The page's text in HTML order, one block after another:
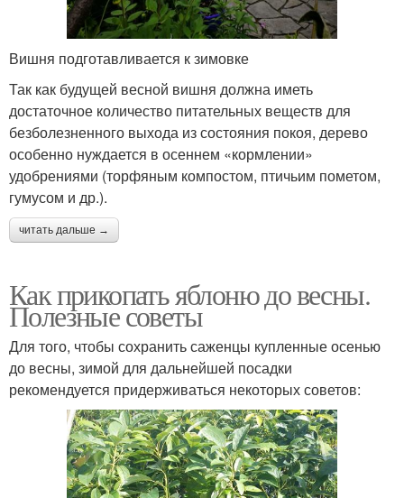
Вишня подготавливается к зимовке
Так как будущей весной вишня должна иметь
достаточное количество питательных веществ для
безболезненного выхода из состояния покоя, дерево
особенно нуждается в осеннем «кормлении»
удобрениями (торфяным компостом, птичьим пометом,
гумусом и др.).
читать дальше →
Как прикопать яблоню до весны.
Полезные советы
Для того, чтобы сохранить саженцы купленные осенью
до весны, зимой для дальнейшей посадки
рекомендуется придерживаться некоторых советов: